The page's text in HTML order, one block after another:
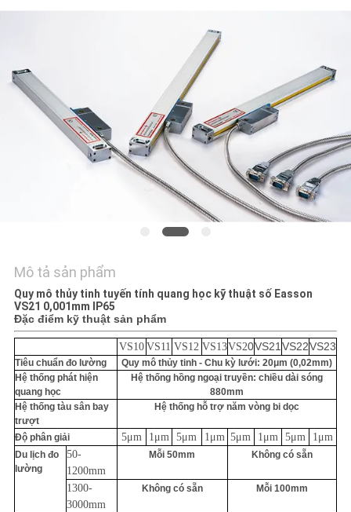
HỆ
CHÚNG
TÔI
ÁN
SƠ
ĐỒ
TRANG
WEB
PRIVACY
POLICY
Mô tả sản phẩm
Quy mô thủy tinh tuyến tính quang học kỹ thuật số Easson
VS21 0,001mm IP65
Đặc điểm kỹ thuật sản phẩm
VS10 VS11 VS12 VS13VS20VS21VS22VS23
Tiêu chuẩn đo lường
Quy mô thủy tinh - Chu kỳ lưới: 20μm (0,02mm)
Hệ thống phát hiện
quang học
Hệ thống hồng ngoại truyền: chiều dài sóng
880mm
Hệ thống tàu sân bay
trượt
Hệ thống hỗ trợ năm vòng bi dọc
Độ phân giải 5μm 1μm 5μm 1μm 5μm 1μm 5μm 1μm
Du lịch đo
lường
50-
1200mm
Mỗi 50mm Không có sẵn
1300-
3000mm
Không có sẵn Mỗi 100mm